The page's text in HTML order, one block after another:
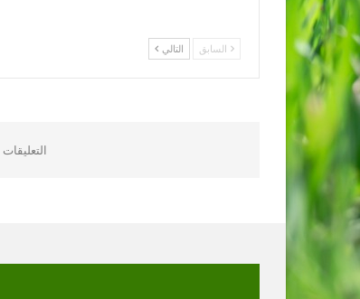
السابق التالي